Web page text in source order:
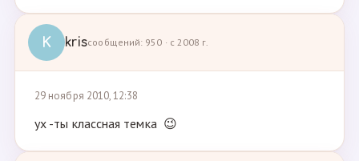
K krisсообщений: 950 · с 2008 г.
29 ноября 2010, 12:38
ух -ты классная темка 😉